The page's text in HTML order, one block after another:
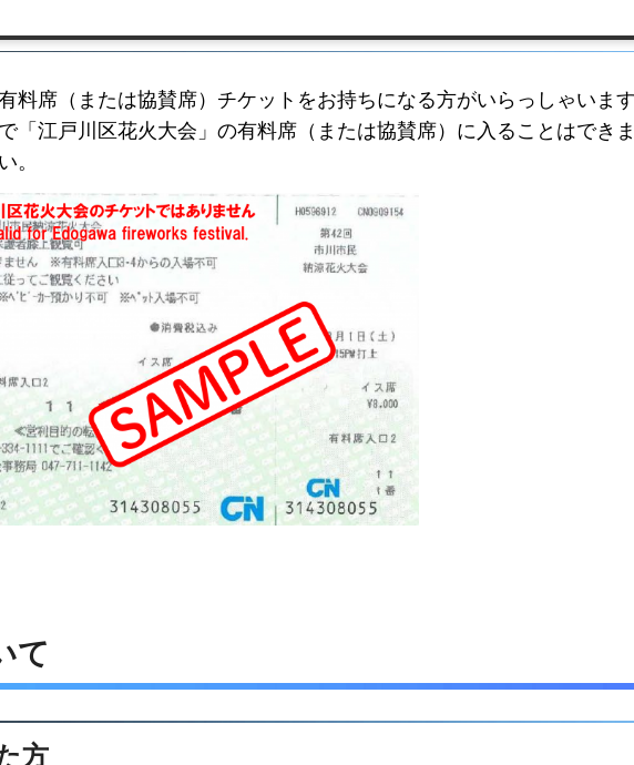
料席（または協賛席）チケットをお持ちになる方がいらっしゃいま
「江戸川区花火大会」の有料席（または協賛席）に入ることはできま
。
て
方